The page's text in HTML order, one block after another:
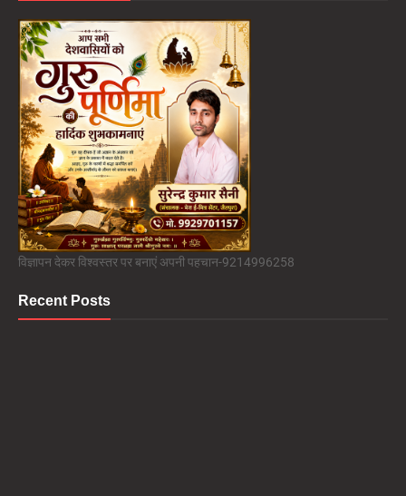
विज्ञापन देकर विश्वस्तर पर बनाएं अपनी पहचान-9214996258
Recent Posts